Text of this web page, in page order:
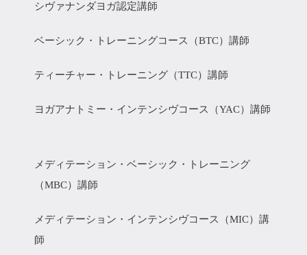
シヴァナンダヨガ認定講師
ベーシック・トレーニングコース（BTC）講師
ティーチャー・トレーニング（TTC）講師
ヨガアナトミー・インテンシヴコース（YAC）講師
メディテーション・ベーシック・トレーニング
（MBC）講師
メディテーション・インテンシヴコース（MIC）講
師